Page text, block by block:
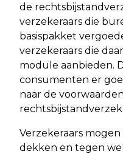
de
verzekeraars die
basispakket
verzekeraars die
module aanbieden.
consumenten er
naar de
Verzekeraars
dekken en tegen